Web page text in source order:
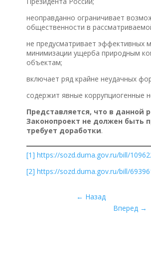
неоправданно ограничивает
общественности в
не предусматривает эффективных
минимизации ущерба природным
объектам;
включает ряд крайне неудачных
содержит явные коррупциогенные
Представляется, что в данной
Законопроект не должен быть
требует доработки.
[1] https://sozd.duma.gov.ru/bill/
[2] https://sozd.duma.gov.ru/bill/
← Назад
Вперед →